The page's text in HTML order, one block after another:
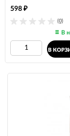
(0)
598 ₽
В
В